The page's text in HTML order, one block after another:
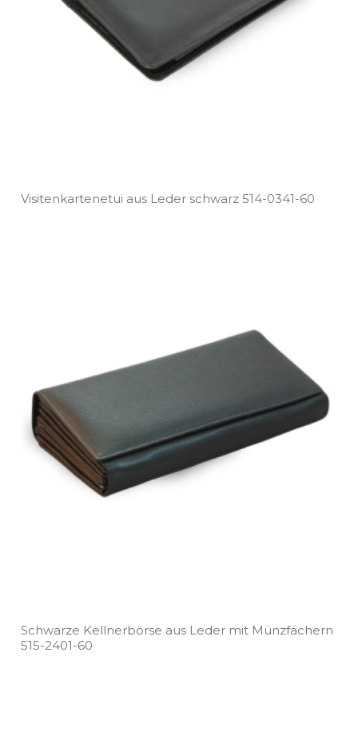
Visitenkartenetui aus Leder schwarz 514­-0341­-60
Schwarze Kellnerbörse aus Leder mit Münzfächern
515­-2401­-60